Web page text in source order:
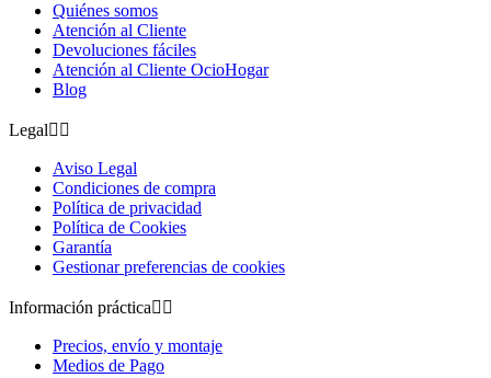
Quiénes somos
Atención al Cliente
Devoluciones fáciles
Atención al Cliente OcioHogar
Blog
Legal 
Aviso Legal
Condiciones de compra
Política de privacidad
Política de Cookies
Garantía
Gestionar preferencias de cookies
Información práctica 
Precios, envío y montaje
Medios de Pago